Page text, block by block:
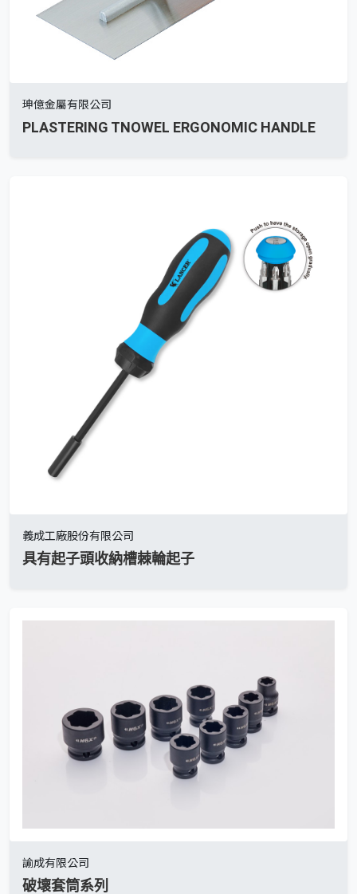
珅億金屬有限公司
PLASTERING TNOWEL ERGONOMIC HANDLE
義成工廠股份有限公司
具有起子頭收納槽棘輪起子
諭成有限公司
破壞套筒系列